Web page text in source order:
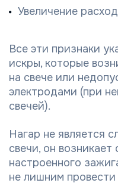
Увеличение
Все эти признаки
искры, которые
на свече или
электродами (при
свечей).
Нагар не является
свечи, он возникает
настроенного
не лишним